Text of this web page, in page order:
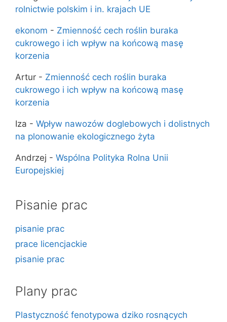
rolnictwie polskim i in. krajach UE
ekonom - Zmienność cech roślin buraka
cukrowego i ich wpływ na końcową masę
korzenia
Artur - Zmienność cech roślin buraka
cukrowego i ich wpływ na końcową masę
korzenia
Iza - Wpływ nawozów doglebowych i dolistnych
na plonowanie ekologicznego żyta
Andrzej - Wspólna Polityka Rolna Unii
Europejskiej
Pisanie prac
pisanie prac
prace licencjackie
pisanie prac
Plany prac
Plastyczność fenotypowa dziko rosnących